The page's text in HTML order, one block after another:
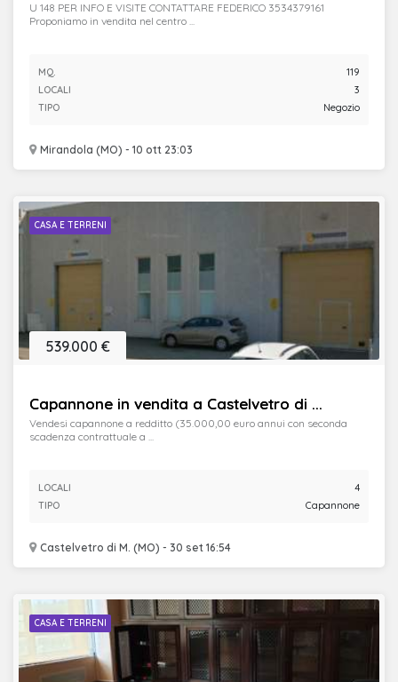
Mirandola (MO) - 10 ott 23:03
U 148 PER INFO E VISITE CONTATTARE FEDERICO 3534379161
Proponiamo in vendita nel centro ...
MQ.
119
LOCALI
3
TIPO
Negozio
CASA E TERRENI
Capannone in vendita a Castelvetro di ...
Castelvetro di M. (MO) - 30 set 16:54
539.000 €
Vendesi capannone a redditto (35.000,00 euro annui con seconda
scadenza contrattuale a ...
LOCALI
4
TIPO
Capannone
CASA E TERRENI